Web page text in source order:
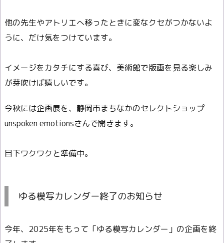
他の先生やアトリエへ移ったときに変なクセがつかないよ
うに、だけ気をつけています。
イメージをカタチにする喜び、美術館で版画を見る楽しみ
が芽吹けば嬉しいです。
今秋には企画展を、静岡市まちなかのセレクトショップ
unspoken emotionsさんで開きます。
目下ワクワクと準備中。
ゆる模写カレンダー終了のお知らせ
今年、2025年をもって「ゆる模写カレンダー」の企画を終